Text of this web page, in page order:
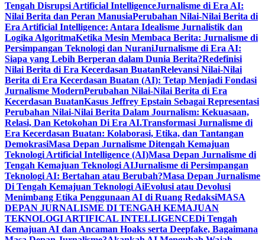
Tengah Disrupsi Artificial IntelligenceJurnalisme di Era AI:
Nilai Berita dan Peran ManusiaPerubahan Nilai-Nilai Berita di
Era Artificial Intelligence: Antara Idealisme Jurnalistik dan
Logika AlgoritmaKetika Mesin Membaca Berita: Jurnalisme di
Persimpangan Teknologi dan NuraniJurnalisme di Era AI:
Siapa yang Lebih Berperan dalam Dunia Berita?Redefinisi
Nilai Berita di Era Kecerdasan BuatanRelevansi Nilai-Nilai
Berita di Era Kecerdasan Buatan (AI): Tetap Menjadi Fondasi
Jurnalisme ModernPerubahan Nilai-Nilai Berita di Era
Kecerdasan BuatanKasus Jeffrey Epstain Sebagai Representasi
Perubahan Nilai-Nilai Berita Dalam Journalism: Kekuasaan,
Relasi, Dan Ketokohan Di Era AI.Transformasi Jurnalisme di
Era Kecerdasan Buatan: Kolaborasi, Etika, dan Tantangan
DemokrasiMasa Depan Jurnalisme Ditengah Kemajuan
Teknologi Artificial Intelligence (AI)Masa Depan Jurnalisme di
Tengah Kemajuan Teknologi AIJurnalisme di Persimpangan
Teknologi AI: Bertahan atau Berubah?Masa Depan Jurnalisme
Di Tengah Kemajuan Teknologi AiEvolusi atau Devolusi
Menimbang Etika Penggunaan AI di Ruang RedaksiMASA
DEPAN JURNALISME DI TENGAH KEMAJUAN
TEKNOLOGI ARTIFICAL INTELLIGENCEDi Tengah
Kemajuan AI dan Ancaman Hoaks serta Deepfake, Bagaimana